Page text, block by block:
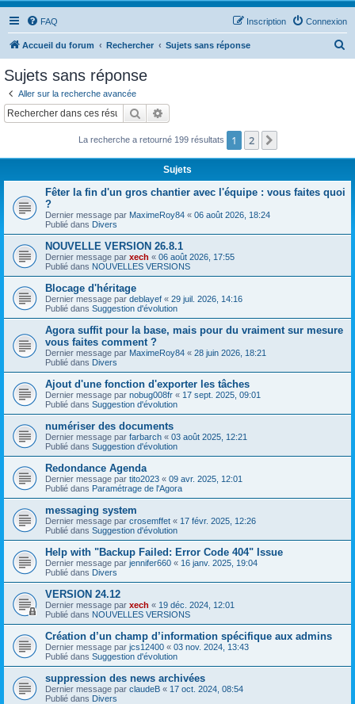
FAQ Connexion
Inscription
Accueil du forum Rechercher Sujets sans réponse
c
Sujets sans réponse
Aller sur la recherche avancée
Rechercher
La recherche a retourné 199 résultats 1 2
Sujets
Fêter la fin d'un gros chantier avec l'équipe : vous faites quoi
?
Dernier message par MaximeRoy84 « 06 août 2026, 18:24
Publié dans Divers
NOUVELLE VERSION 26.8.1
Dernier message par xech « 06 août 2026, 17:55
Publié dans NOUVELLES VERSIONS
Blocage d'héritage
Dernier message par deblayef « 29 juil. 2026, 14:16
Publié dans Suggestion d'évolution
Agora suffit pour la base, mais pour du vraiment sur mesure
vous faites comment ?
Dernier message par MaximeRoy84 « 28 juin 2026, 18:21
Publié dans Divers
Ajout d'une fonction d'exporter les tâches
Dernier message par nobug008fr « 17 sept. 2025, 09:01
Publié dans Suggestion d'évolution
numériser des documents
Dernier message par farbarch « 03 août 2025, 12:21
Publié dans Suggestion d'évolution
Redondance Agenda
Dernier message par tito2023 « 09 avr. 2025, 12:01
Publié dans Paramétrage de l'Agora
messaging system
Dernier message par crosemffet « 17 févr. 2025, 12:26
Publié dans Suggestion d'évolution
Help with "Backup Failed: Error Code 404" Issue
Dernier message par jennifer660 « 16 janv. 2025, 19:04
Publié dans Divers
VERSION 24.12
Dernier message par xech « 19 déc. 2024, 12:01
Publié dans NOUVELLES VERSIONS
Création d’un champ d’information spécifique aux admins
Dernier message par jcs12400 « 03 nov. 2024, 13:43
Publié dans Suggestion d'évolution
suppression des news archivées
Dernier message par claudeB « 17 oct. 2024, 08:54
Publié dans Divers